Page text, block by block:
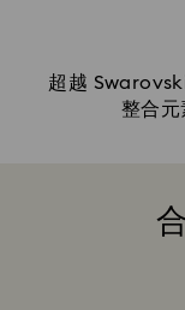
超越
整合元